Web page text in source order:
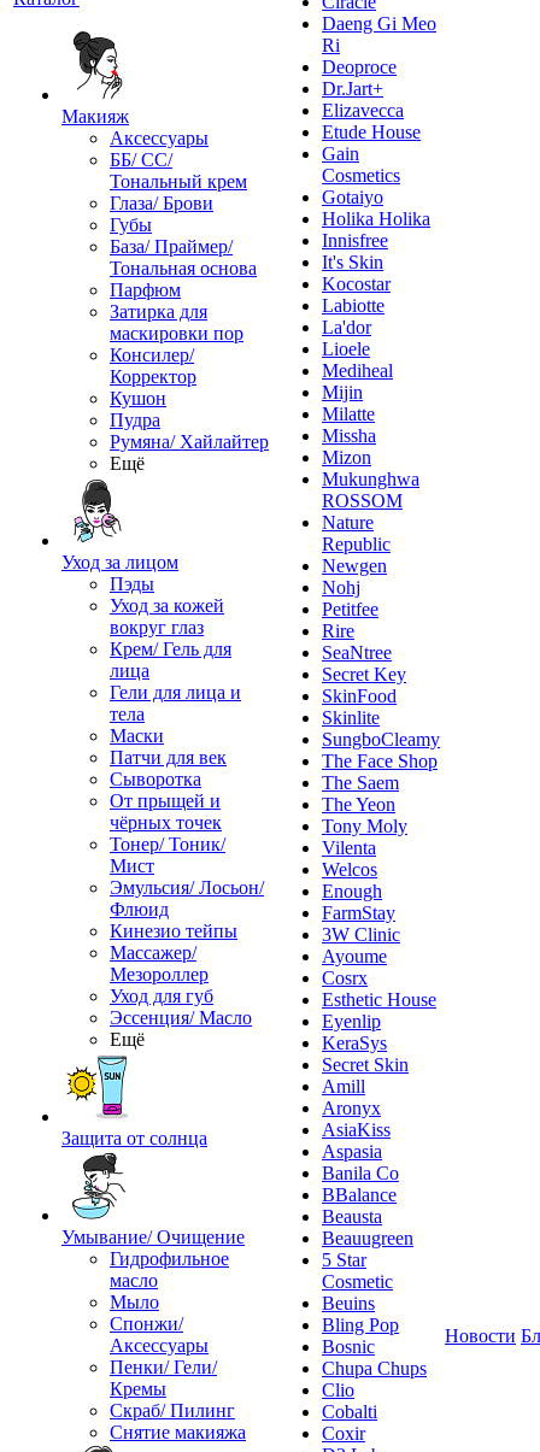
Макияж
Аксессуары
ББ/ СС/
Тональный крем
Глаза/ Брови
Губы
База/ Праймер/
Тональная основа
Парфюм
Затирка для
маскировки пор
Консилер/
Корректор
Кушон
Пудра
Румяна/ Хайлайтер
Ещё
Уход за лицом
Пэды
Уход за кожей
вокруг глаз
Крем/ Гель для
лица
Гели для лица и
тела
Маски
Патчи для век
Сыворотка
От прыщей и
чёрных точек
Тонер/ Тоник/
Мист
Эмульсия/ Лосьон/
Флюид
Кинезио тейпы
Массажер/
Мезороллер
Уход для губ
Эссенция/ Масло
Ещё
Защита от солнца
Умывание/ Очищение
Гидрофильное
масло
Мыло
Спонжи/
Аксессуары
Пенки/ Гели/
Кремы
Скраб/ Пилинг
Снятие макияжа
Daeng Gi Meo
Ri
Deoproce
Dr.Jart+
Elizavecca
Etude House
Gain
Cosmetics
Gotaiyo
Holika Holika
Innisfree
It's Skin
Kocostar
Labiotte
La'dor
Lioele
Mediheal
Mijin
Milatte
Missha
Mizon
Mukunghwa
ROSSOM
Nature
Republic
Newgen
Nohj
Petitfee
Rire
SeaNtree
Secret Key
SkinFood
Skinlite
SungboCleamy
The Face Shop
The Saem
The Yeon
Tony Moly
Vilenta
Welcos
Enough
FarmStay
3W Clinic
Ayoume
Cosrx
Esthetic House
Eyenlip
KeraSys
Secret Skin
Amill
Aronyx
AsiaKiss
Aspasia
Banila Co
BBalance
Beausta
Beauugreen
5 Star
Cosmetic
Beuins
Bling Pop
Bosnic
Chupa Chups
Clio
Cobalti
Coxir
Новости